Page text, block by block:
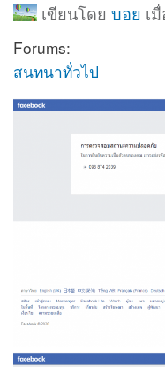
เขียนโดย บอย เ
Forums:
สนทนาทั่วไป